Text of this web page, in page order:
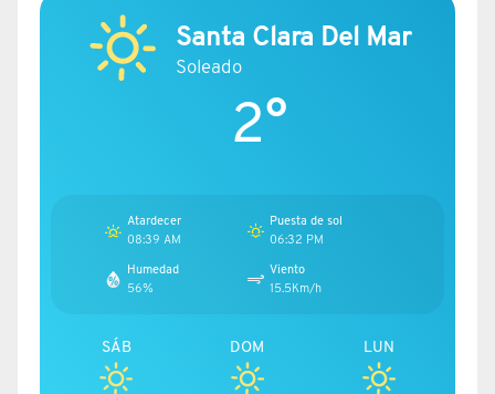
Santa Clara Del Mar
Soleado
2°
Atardecer
08:39 AM
Puesta de sol
06:32 PM
Humedad
56%
Viento
15.5Km/h
SÁB DOM LUN